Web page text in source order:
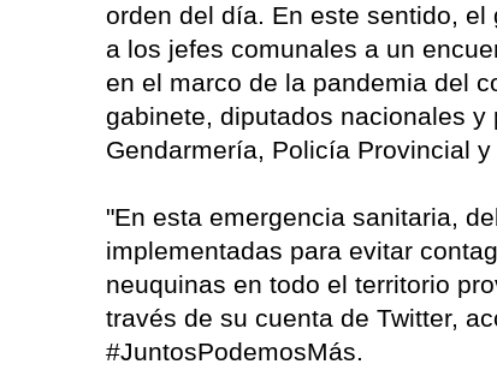
orden del día. En este sentido,
a los jefes comunales a un
en el marco de la pandemia del
gabinete, diputados nacionales
Gendarmería, Policía Provincial
"En esta emergencia sanitaria,
implementadas para evitar
neuquinas en todo el territorio
través de su cuenta de Twitter,
#JuntosPodemosMás.